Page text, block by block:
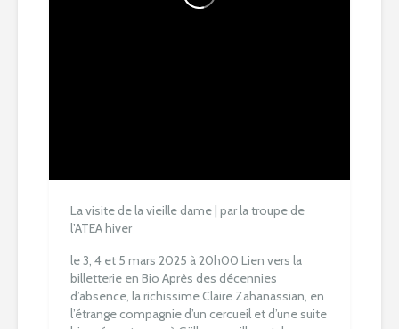
La visite de la vieille dame | par la troupe de
l’ATEA hiver
le 3, 4 et 5 mars 2025 à 20h00 Lien vers la
billetterie en Bio Après des décennies
d’absence, la richissime Claire Zahanassian, en
l’étrange compagnie d’un cercueil et d’une suite